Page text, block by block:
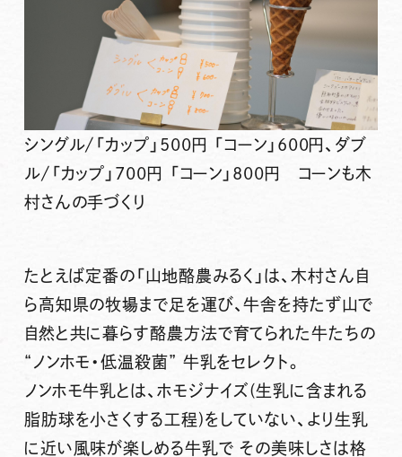
シングル/「カップ」500円 「コーン」600円、ダブ
ル/「カップ」700円 「コーン」800円 コーンも木
村さんの手づくり
たとえば定番の 「山地酪農みるく」は、木村さん自
ら高知県の牧場まで足を運び、牛舎を持たず山で
自然と共に暮らす酪農方法で育てられた牛たちの
“ノンホモ・低温殺菌” 牛乳をセレクト。
ノンホモ牛乳とは、ホモジナイズ(生乳に含まれる
脂肪球を小さくする工程)をしていない、より生乳
に近い風味が楽しめる牛乳で その美味しさは格